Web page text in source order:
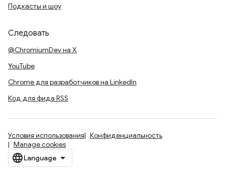
Подкасты и шоу
Следовать
@ChromiumDev на X
YouTube
Chrome для разработчиков на LinkedIn
Код для фида RSS
Условия использования
Конфиденциальность
Manage cookies